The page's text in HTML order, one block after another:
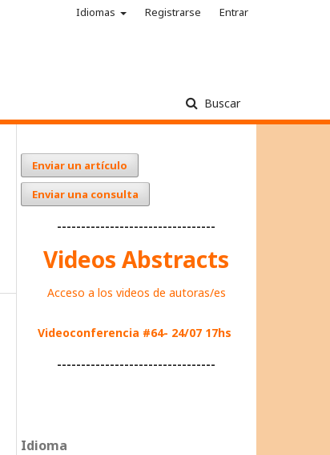
Buscar
Idiomas Registrarse Entrar
Enviar un artículo
Enviar una consulta
---------------------------------
Videos Abstracts
Acceso a los videos de autoras/es
Videoconferencia #64- 24/07 17hs
---------------------------------
Idioma